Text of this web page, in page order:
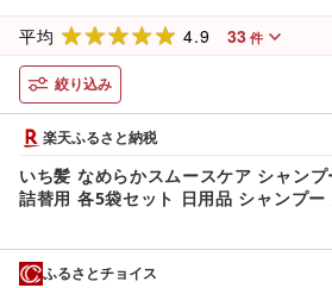
平均 4.9 33 件
絞り込み
楽天ふるさと納税
いち髪 なめらかスムースケア シャン
詰替用 各5袋セット 日用品 シャンプ
ふるさとチョイス